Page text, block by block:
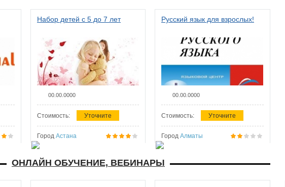
Набор детей с 5 до 7 лет
00.00.0000
Стоимость: Уточните
Город Астана
Русский язык для взрослых!
00.00.0000
Стоимость: Уточните
Город Алматы
ОНЛАЙН ОБУЧЕНИЕ, ВЕБИНАРЫ